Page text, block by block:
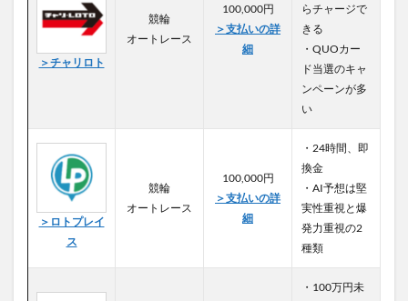
＞チャリロト
競輪
オートレース
100,000円
＞支払いの詳
細
らチャージで
きる
・QUOカー
ド当選のキャ
ンペーンが多
い
＞ロトプレイ
ス
競輪
オートレース
100,000円
＞支払いの詳
細
・24時間、即
換金
・AI予想は堅
実性重視と爆
発力重視の2
種類
・100万円未